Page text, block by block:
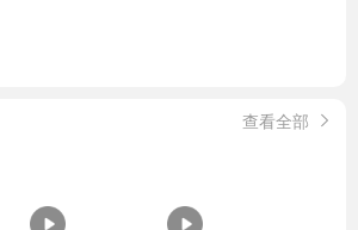
查看全部